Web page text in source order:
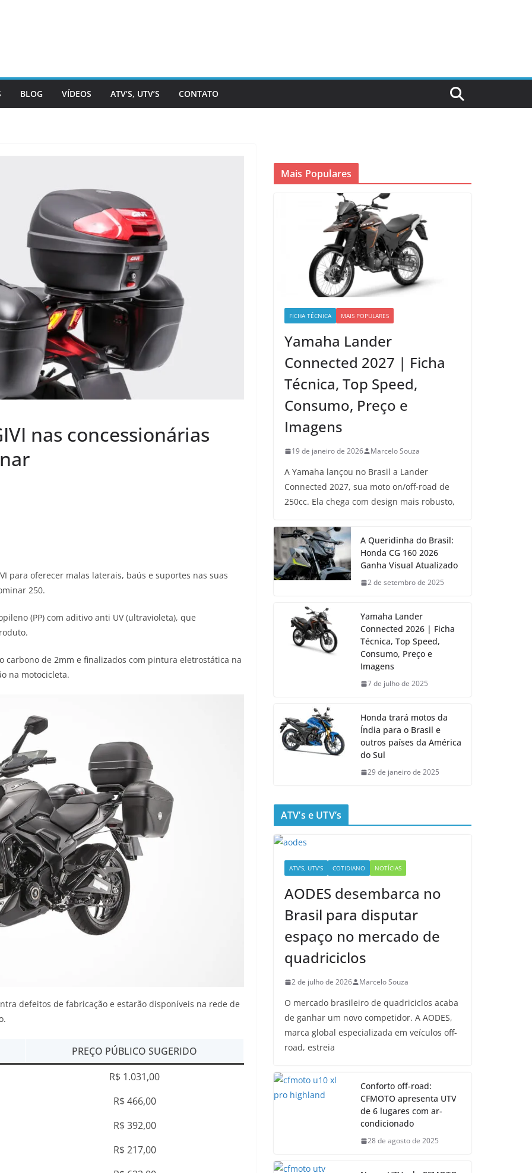
BLOG VÍDEOS ATV’S, UTV’S CONTATO
nas concessionárias
para oferecer malas laterais, baús e suportes nas suas
250.
(PP) com aditivo anti UV (ultravioleta), que
carbono de 2mm e finalizados com pintura eletrostática na
na motocicleta.
defeitos de fabricação e estarão disponíveis na rede de
PREÇO PÚBLICO SUGERIDO
R$ 1.031,00
R$ 466,00
R$ 392,00
R$ 217,00
Mais Populares
FICHA TÉCNICA MAIS POPULARES
Yamaha Lander
Connected 2027 | Ficha
Técnica, Top Speed,
Consumo, Preço e
Imagens
19 de janeiro de 2026 Marcelo Souza
A Yamaha lançou no Brasil a Lander
Connected 2027, sua moto on/off-road de
250cc. Ela chega com design mais robusto,
A Queridinha do Brasil:
Honda CG 160 2026
Ganha Visual Atualizado
2 de setembro de 2025
Yamaha Lander
Connected 2026 | Ficha
Técnica, Top Speed,
Consumo, Preço e
Imagens
7 de julho de 2025
Honda trará motos da
Índia para o Brasil e
outros países da América
do Sul
29 de janeiro de 2025
ATV’s e UTV’s
ATV'S, UTV'S COTIDIANO NOTÍCIAS
AODES desembarca no
Brasil para disputar
espaço no mercado de
quadriciclos
2 de julho de 2026 Marcelo Souza
O mercado brasileiro de quadriciclos acaba
de ganhar um novo competidor. A AODES,
marca global especializada em veículos off-
road, estreia
Conforto off-road:
CFMOTO apresenta UTV
de 6 lugares com ar-
condicionado
28 de agosto de 2025